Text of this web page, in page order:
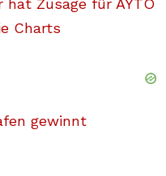
hat Zusage für AYTO
Charts
gewinnt